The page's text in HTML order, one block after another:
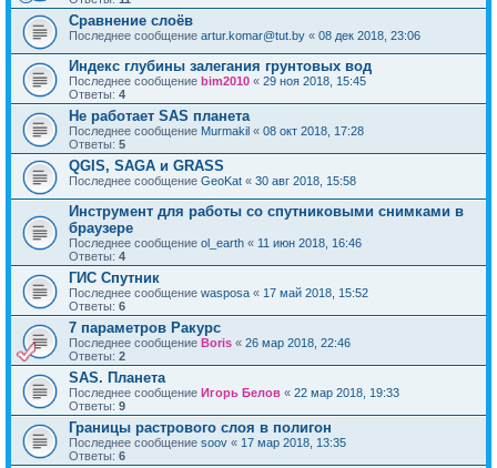
Сравнение слоёв
Последнее сообщение artur.komar@tut.by « 08 дек 2018, 23:06
Индекс глубины залегания грунтовых вод
Последнее сообщение bim2010 « 29 ноя 2018, 15:45
Ответы: 4
Не работает SAS планета
Последнее сообщение Murmakil « 08 окт 2018, 17:28
Ответы: 5
QGIS, SAGA и GRASS
Последнее сообщение GeoKat « 30 авг 2018, 15:58
Инструмент для работы со спутниковыми снимками в
браузере
Последнее сообщение ol_earth « 11 июн 2018, 16:46
Ответы: 4
ГИС Спутник
Последнее сообщение wasposa « 17 май 2018, 15:52
Ответы: 6
7 параметров Ракурс
Последнее сообщение Boris « 26 мар 2018, 22:46
Ответы: 2
SAS. Планета
Последнее сообщение Игорь Белов « 22 мар 2018, 19:33
Ответы: 9
Границы растрового слоя в полигон
Последнее сообщение soov « 17 мар 2018, 13:35
Ответы: 6